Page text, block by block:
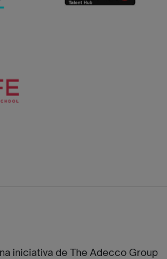
iniciativa de The Adecco Group